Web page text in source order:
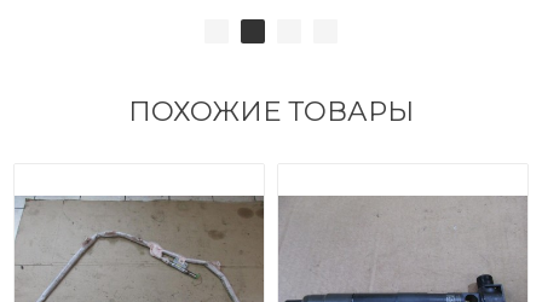
ПОХОЖИЕ ТОВАРЫ